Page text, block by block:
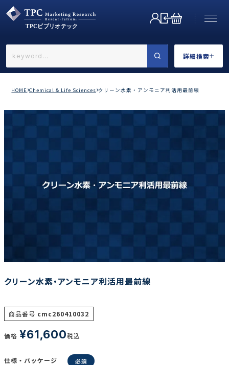
詳細検索
←戻る
リセット
HOME Chemical & Life Sciences クリーン水素・アンモニア利活用最前線
クリーン水素・アンモニア利活用最前線
商品番号 cmc260410032
価格 ¥61,600税込
仕様・パッケージ